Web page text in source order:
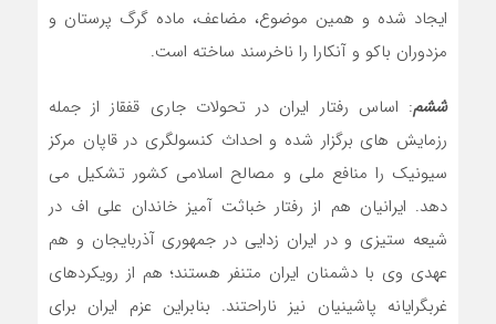
ایجاد شده و همین موضوع، مضاعف، ماده گرگ پرستان و
مزدوران باکو و آنکارا را ناخرسند ساخته است.
ششم: اساس رفتار ایران در تحولات جاری قفقاز از جمله
رزمایش های برگزار شده و احداث کنسولگری در قاپان مرکز
سیونیک را منافع ملی و مصالح اسلامی کشور تشکیل می
دهد. ایرانیان هم از رفتار خباثت آمیز خاندان علی اف در
شیعه ستیزی و در ایران زدایی در جمهوری آذربایجان و هم
عهدی وی با دشمنان ایران متنفر هستند؛ هم از رویکردهای
غربگرایانه پاشینیان نیز ناراحتند. بنابراین عزم ایران برای